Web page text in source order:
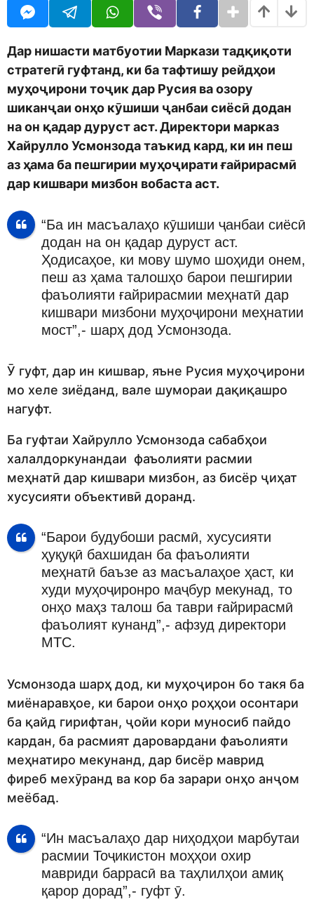
d
o
n
g
Дар нишасти матбуотии Маркази тадқиқоти
стратегӣ гуфтанд, ки ба тафтишу рейдҳои
муҳоҷирони тоҷик дар Русия ва озору
шиканҷаи онҳо кӯшиши ҷанбаи сиёсӣ додан
на он қадар дуруст аст. Директори марказ
Хайрулло Усмонзода таъкид кард, ки ин пеш
аз ҳама ба пешгирии муҳоҷирати ғайрирасмӣ
дар кишвари мизбон вобаста аст.
“Ба ин масъалаҳо кӯшиши ҷанбаи сиёсӣ
додан на он қадар дуруст аст.
Ҳодисаҳое, ки мову шумо шоҳиди онем,
пеш аз ҳама талошҳо барои пешгирии
фаъолияти ғайрирасмии меҳнатӣ дар
кишвари мизбони муҳоҷирони меҳнатии
мост”,- шарҳ дод Усмонзода.
Ӯ гуфт, дар ин кишвар, яъне Русия муҳоҷирони
мо хеле зиёданд, вале шумораи дақиқашро
нагуфт.
Ба гуфтаи Хайрулло Усмонзода сабабҳои
халалдоркунандаи фаъолияти расмии
меҳнатӣ дар кишвари мизбон, аз бисёр ҷиҳат
хусусияти объективӣ доранд.
“Барои будубоши расмӣ, хусусияти
ҳуқуқӣ бахшидан ба фаъолияти
меҳнатӣ баъзе аз масъалаҳое ҳаст, ки
худи муҳоҷиронро маҷбур мекунад, то
онҳо маҳз талош ба таври ғайрирасмӣ
фаъолият кунанд”,- афзуд директори
МТС.
Усмонзода шарҳ дод, ки муҳоҷирон бо такя ба
миёнаравҳое, ки барои онҳо роҳҳои осонтари
ба қайд гирифтан, ҷойи кори муносиб пайдо
кардан, ба расмият даровардани фаъолияти
меҳнатиро мекунанд, дар бисёр маврид
фиреб мехӯранд ва кор ба зарари онҳо анҷом
меёбад.
“Ин масъалаҳо дар ниҳодҳои марбутаи
расмии Тоҷикистон моҳҳои охир
мавриди баррасӣ ва таҳлилҳои амиқ
қарор дорад”,- гуфт ӯ.